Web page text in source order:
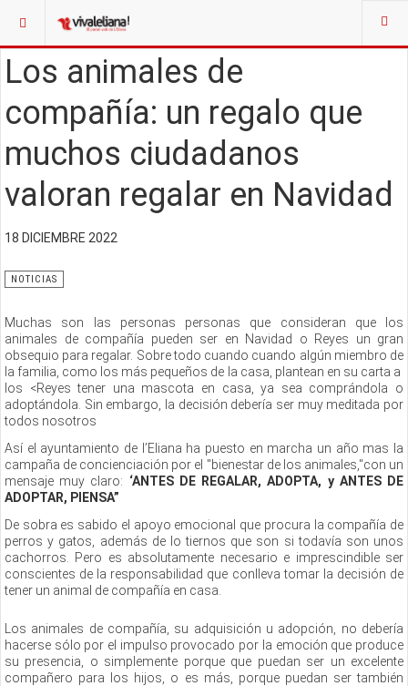
Los animales de
compañía: un regalo que
muchos ciudadanos
valoran regalar en Navidad
18 DICIEMBRE 2022
NOTICIAS
Muchas son las personas personas que consideran que los
animales de compañía pueden ser en Navidad o Reyes un gran
obsequio para regalar. Sobre todo cuando cuando algún miembro de
la familia, como los más pequeños de la casa, plantean en su carta a
los <Reyes tener una mascota en casa, ya sea comprándola o
adoptándola. Sin embargo, la decisión debería ser muy meditada por
todos nosotros
Así el ayuntamiento de l’Eliana ha puesto en marcha un año mas la
campaña de concienciación por el "bienestar de los animales,"con un
mensaje muy claro: ‘ANTES DE REGALAR, ADOPTA, y ANTES DE
ADOPTAR, PIENSA”
De sobra es sabido el apoyo emocional que procura la compañía de
perros y gatos, además de lo tiernos que son si todavía son unos
cachorros. Pero es absolutamente necesario e imprescindible ser
conscientes de la responsabilidad que conlleva tomar la decisión de
tener un animal de compañía en casa.
Los animales de compañía, su adquisición u adopción, no debería
hacerse sólo por el impulso provocado por la emoción que produce
su presencia, o simplemente porque que puedan ser un excelente
compañero para los hijos, o es más, porque puedan ser también